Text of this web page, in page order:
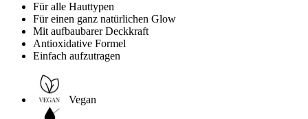
Für alle Hauttypen
Für einen ganz natürlichen Glow
Mit aufbaubarer Deckkraft
Antioxidative Formel
Einfach aufzutragen
Vegan